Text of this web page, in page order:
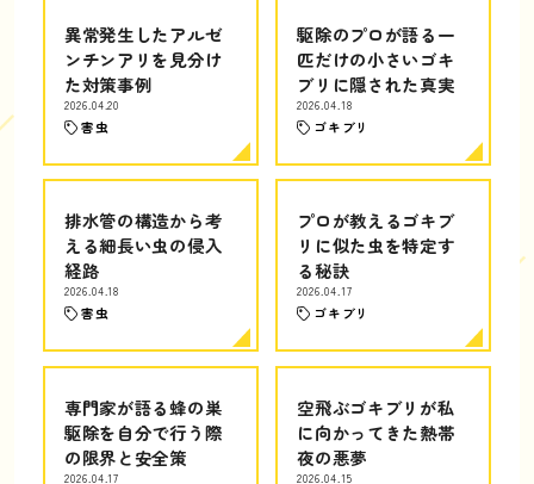
異常発生したアルゼ
ンチンアリを見分け
た対策事例
2026.04.20
害虫
駆除のプロが語る一
匹だけの小さいゴキ
ブリに隠された真実
2026.04.18
ゴキブリ
排水管の構造から考
える細長い虫の侵入
経路
2026.04.18
害虫
プロが教えるゴキブ
リに似た虫を特定す
る秘訣
2026.04.17
ゴキブリ
専門家が語る蜂の巣
駆除を自分で行う際
の限界と安全策
2026.04.17
空飛ぶゴキブリが私
に向かってきた熱帯
夜の悪夢
2026.04.15